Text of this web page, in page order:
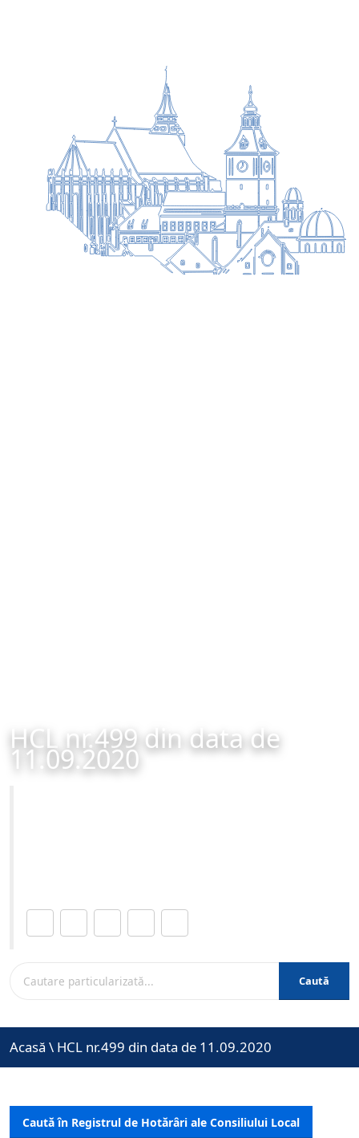
HCL nr.499 din data de
11.09.2020
Caută
Acasă \ HCL nr.499 din data de 11.09.2020
Caută în Registrul de Hotărâri ale Consiliului Local